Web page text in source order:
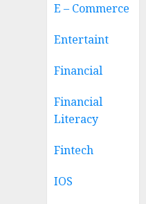
E – Commerce
Entertaint
Financial
Financial
Literacy
Fintech
IOS